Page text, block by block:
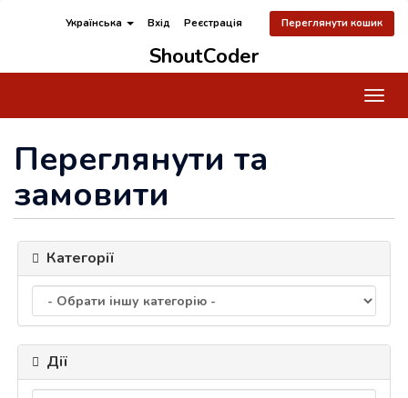
Українська Вхід Реєстрація Переглянути кошик
ShoutCoder
Переглянути та
замовити
Категорії
Дії